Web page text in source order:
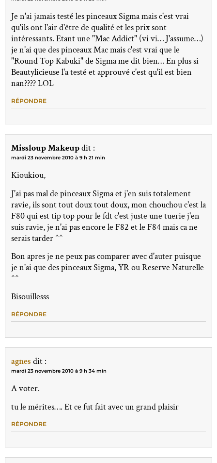
Je n'ai jamais testé les pinceaux Sigma mais c'est vrai
qu'ils ont l'air d'être de qualité et les prix sont
intéressants. Etant une "Mac Addict" (vi vi… J'assume…)
je n'ai que des pinceaux Mac mais c'est vrai que le
"Round Top Kabuki" de Sigma me dit bien… En plus si
Beautylicieuse l'a testé et approuvé c'est qu'il est bien
nan???? LOL
RÉPONDRE
Missloup Makeupdit :
mardi 23 novembre 2010 à 9 h 21 min
Kioukiou,
J'ai pas mal de pinceaux Sigma et j'en suis totalement
ravie, ils sont tout doux tout doux, mon chouchou c'est la
F80 qui est tip top pour le fdt c'est juste une tuerie j'en
suis ravie, je n'ai pas encore le F82 et le F84 mais ca ne
serais tarder ^^
Bon apres je ne peux pas comparer avec d'auter puisque
je n'ai que des pinceaux Sigma, YR ou Reserve Naturelle
^^
Bisouillesss
RÉPONDRE
agnes dit :
mardi 23 novembre 2010 à 9 h 34 min
A voter.
tu le mérites…. Et ce fut fait avec un grand plaisir
RÉPONDRE